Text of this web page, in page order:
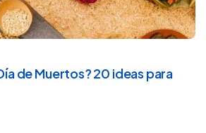
de Muertos? 20 ideas para